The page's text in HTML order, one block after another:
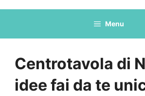
Menu
Centrotavola di
idee fai da te